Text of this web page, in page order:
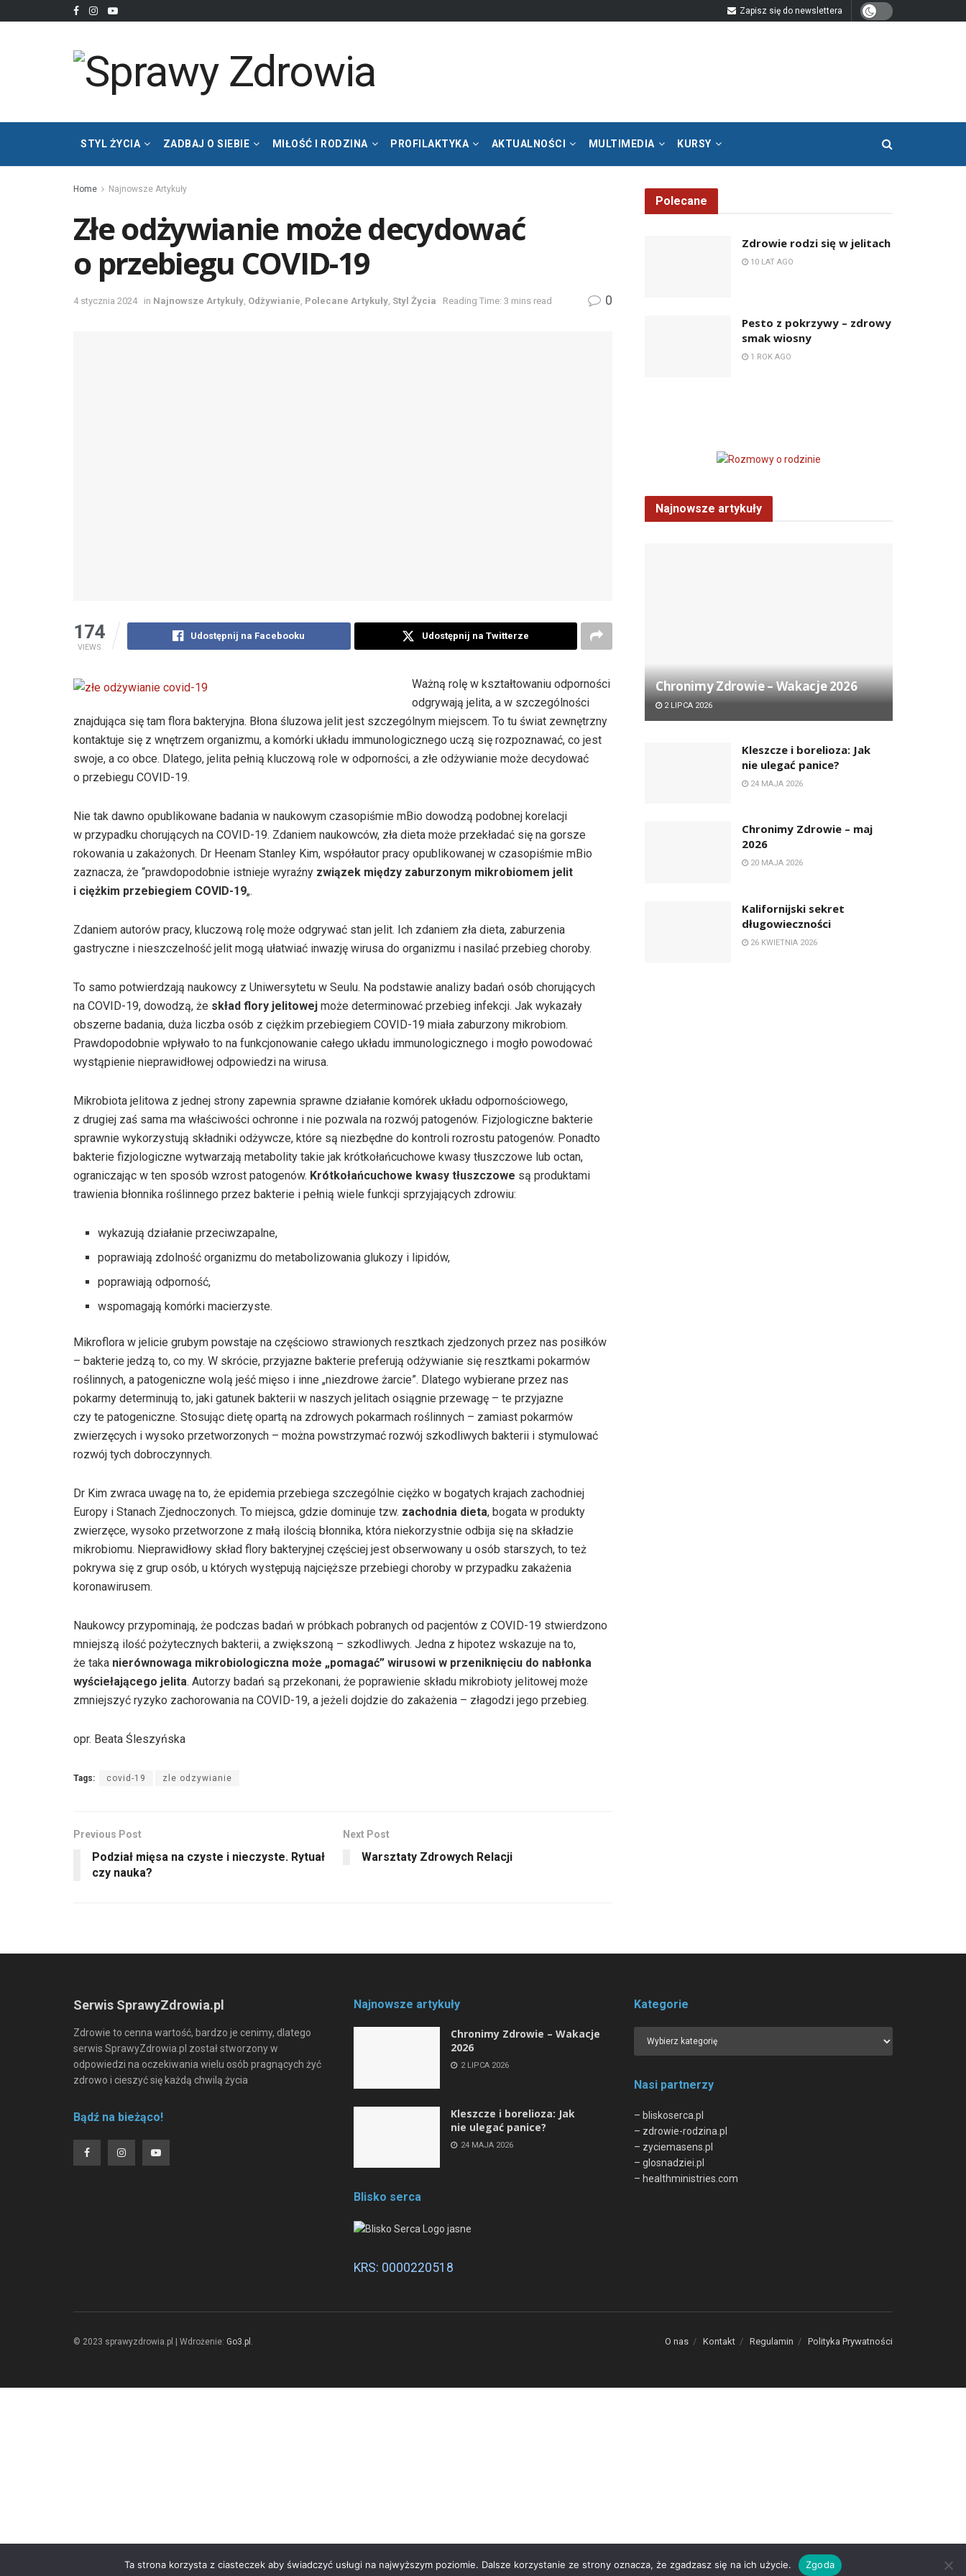
Zapisz się do newslettera
STYL ŻYCIA ZADBAJ O SIEBIE MIŁOŚĆ I RODZINA PROFILAKTYKA AKTUALNOŚCI MULTIMEDIA KURSY
Home Najnowsze Artykuły
Złe odżywianie może decydować
o przebiegu COVID-19
4 stycznia 2024 in Najnowsze Artykuły Odżywianie Polecane Artykuły Styl Życia Reading Time: 3 mins read 0
174
VIEWS
Udostępnij na Facebooku Udostępnij na Twitterze
Ważną rolę w kształtowaniu odporności
odgrywają jelita, a w szczególności
znajdująca się tam flora bakteryjna. Błona śluzowa jelit jest szczególnym miejscem. To tu świat zewnętrzny
kontaktuje się z wnętrzem organizmu, a komórki układu immunologicznego uczą się rozpoznawać, co jest
swoje, a co obce. Dlatego, jelita pełnią kluczową role w odporności, a złe odżywianie może decydować
o przebiegu COVID-19.
Nie tak dawno opublikowane badania w naukowym czasopiśmie mBio dowodzą podobnej korelacji
w przypadku chorujących na COVID-19. Zdaniem naukowców, zła dieta może przekładać się na gorsze
rokowania u zakażonych. Dr Heenam Stanley Kim, współautor pracy opublikowanej w czasopiśmie mBio
zaznacza, że “prawdopodobnie istnieje wyraźny związek między zaburzonym mikrobiomem jelit
i ciężkim przebiegiem COVID-19„.
Zdaniem autorów pracy, kluczową rolę może odgrywać stan jelit. Ich zdaniem zła dieta, zaburzenia
gastryczne i nieszczelność jelit mogą ułatwiać inwazję wirusa do organizmu i nasilać przebieg choroby.
To samo potwierdzają naukowcy z Uniwersytetu w Seulu. Na podstawie analizy badań osób chorujących
na COVID-19, dowodzą, że skład flory jelitowej może determinować przebieg infekcji. Jak wykazały
obszerne badania, duża liczba osób z ciężkim przebiegiem COVID-19 miała zaburzony mikrobiom.
Prawdopodobnie wpływało to na funkcjonowanie całego układu immunologicznego i mogło powodować
wystąpienie nieprawidłowej odpowiedzi na wirusa.
Mikrobiota jelitowa z jednej strony zapewnia sprawne działanie komórek układu odpornościowego,
z drugiej zaś sama ma właściwości ochronne i nie pozwala na rozwój patogenów. Fizjologiczne bakterie
sprawnie wykorzystują składniki odżywcze, które są niezbędne do kontroli rozrostu patogenów. Ponadto
bakterie fizjologiczne wytwarzają metabolity takie jak krótkołańcuchowe kwasy tłuszczowe lub octan,
ograniczając w ten sposób wzrost patogenów. Krótkołańcuchowe kwasy tłuszczowe są produktami
trawienia błonnika roślinnego przez bakterie i pełnią wiele funkcji sprzyjających zdrowiu:
wykazują działanie przeciwzapalne,
poprawiają zdolność organizmu do metabolizowania glukozy i lipidów,
poprawiają odporność,
wspomagają komórki macierzyste.
Mikroflora w jelicie grubym powstaje na częściowo strawionych resztkach zjedzonych przez nas posiłków
– bakterie jedzą to, co my. W skrócie, przyjazne bakterie preferują odżywianie się resztkami pokarmów
roślinnych, a patogeniczne wolą jeść mięso i inne „niezdrowe żarcie”. Dlatego wybierane przez nas
pokarmy determinują to, jaki gatunek bakterii w naszych jelitach osiągnie przewagę – te przyjazne
czy te patogeniczne. Stosując dietę opartą na zdrowych pokarmach roślinnych – zamiast pokarmów
zwierzęcych i wysoko przetworzonych – można powstrzymać rozwój szkodliwych bakterii i stymulować
rozwój tych dobroczynnych.
Dr Kim zwraca uwagę na to, że epidemia przebiega szczególnie ciężko w bogatych krajach zachodniej
Europy i Stanach Zjednoczonych. To miejsca, gdzie dominuje tzw. zachodnia dieta, bogata w produkty
zwierzęce, wysoko przetworzone z małą ilością błonnika, która niekorzystnie odbija się na składzie
mikrobiomu. Nieprawidłowy skład flory bakteryjnej częściej jest obserwowany u osób starszych, to też
pokrywa się z grup osób, u których występują najcięższe przebiegi choroby w przypadku zakażenia
koronawirusem.
Naukowcy przypominają, że podczas badań w próbkach pobranych od pacjentów z COVID-19 stwierdzono
mniejszą ilość pożytecznych bakterii, a zwiększoną – szkodliwych. Jedna z hipotez wskazuje na to,
że taka nierównowaga mikrobiologiczna może „pomagać” wirusowi w przeniknięciu do nabłonka
wyściełającego jelita. Autorzy badań są przekonani, że poprawienie składu mikrobioty jelitowej może
zmniejszyć ryzyko zachorowania na COVID-19, a jeżeli dojdzie do zakażenia – złagodzi jego przebieg.
opr. Beata Śleszyńska
Tags: covid-19 zle odzywianie
Previous Post
Podział mięsa na czyste i nieczyste. Rytuał
czy nauka?
Next Post
Warsztaty Zdrowych Relacji
Polecane
Zdrowie rodzi się w jelitach
10 LAT AGO
Pesto z pokrzywy – zdrowy
smak wiosny
1 ROK AGO
Najnowsze artykuły
Chronimy Zdrowie ­– Wakacje 2026
2 LIPCA 2026
Kleszcze i borelioza: Jak
nie ulegać panice?
24 MAJA 2026
Chronimy Zdrowie ­– maj
2026
20 MAJA 2026
Kalifornijski sekret
długowieczności
26 KWIETNIA 2026
Serwis SprawyZdrowia.pl
Zdrowie to cenna wartość, bardzo je cenimy, dlatego
serwis SprawyZdrowia.pl został stworzony w
odpowiedzi na oczekiwania wielu osób pragnących żyć
zdrowo i cieszyć się każdą chwilą życia
Bądź na bieżąco!
Najnowsze artykuły
Chronimy Zdrowie ­– Wakacje
2026
2 LIPCA 2026
Kleszcze i borelioza: Jak
nie ulegać panice?
24 MAJA 2026
Blisko serca
KRS: 0000220518
Kategorie
Nasi partnerzy
– bliskoserca.pl
– zdrowie-rodzina.pl
– zyciemasens.pl
– glosnadziei.pl
– healthministries.com
O nas Kontakt Regulamin Polityka Prywatności
© 2023 sprawyzdrowia.pl | Wdrożenie: Go3.pl .
Ta strona korzysta z ciasteczek aby świadczyć usługi na najwyższym poziomie. Dalsze korzystanie ze strony oznacza, że zgadzasz się na ich użycie. Zgoda